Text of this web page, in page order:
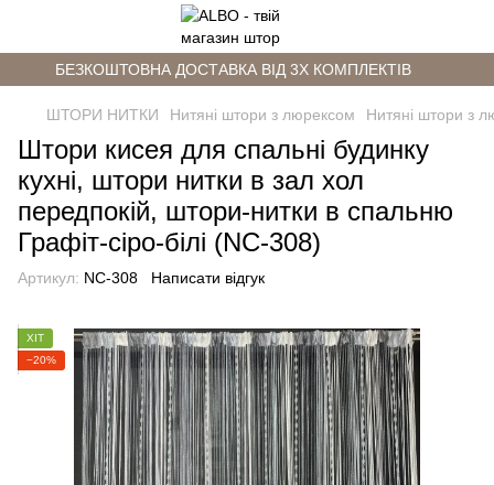
БЕЗКОШТОВНА ДОСТАВКА ВІД 3Х КОМПЛЕКТІВ
ШТОРИ НИТКИ Нитяні штори з люрексом Нитяні штори з
Штори кисея для спальні будинку
кухні, штори нитки в зал хол
передпокій, штори-нитки в спальню
Графіт-сіро-білі (NC-308)
Артикул: NC-308 Написати відгук
ХІТ
−20%